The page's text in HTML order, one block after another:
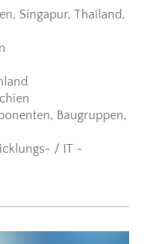
Singapur, Thailand,
Baugruppen,
/ IT -